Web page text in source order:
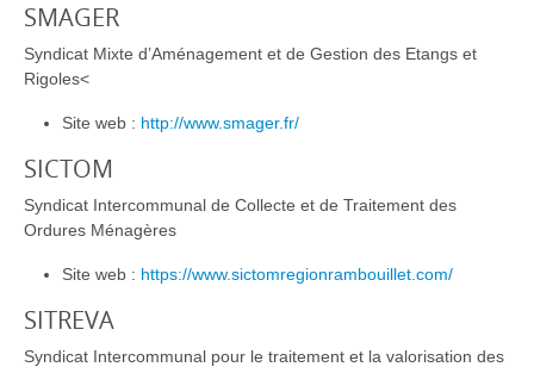
SMAGER
Syndicat Mixte d’Aménagement et de Gestion des Etangs et
Rigoles<
Site web : http://www.smager.fr/
SICTOM
Syndicat Intercommunal de Collecte et de Traitement des
Ordures Ménagères
Site web : https://www.sictomregionrambouillet.com/
SITREVA
Syndicat Intercommunal pour le traitement et la valorisation des